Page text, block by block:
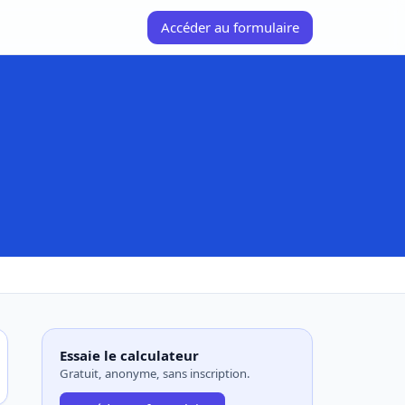
Accéder au formulaire
Essaie le calculateur
Gratuit, anonyme, sans inscription.